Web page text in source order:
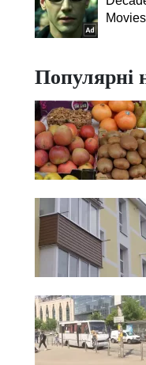
Movies
Популярні